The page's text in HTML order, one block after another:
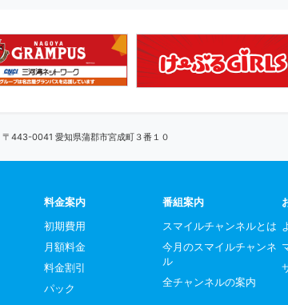
〒443-0041 愛知県蒲郡市宮成町３番１０
料金案内
初期費用
月額料金
料金割引
パック
番組案内
スマイルチャンネルとは
今月のスマイルチャンネ
ル
全チャンネルの案内